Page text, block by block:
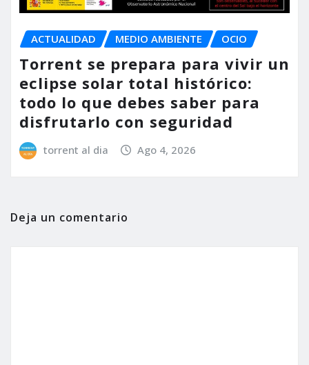
ACTUALIDAD MEDIO AMBIENTE OCIO
Torrent se prepara para vivir un
eclipse solar total histórico:
todo lo que debes saber para
disfrutarlo con seguridad
torrent al dia Ago 4, 2026
Deja un comentario